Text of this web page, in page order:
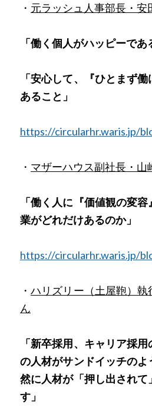
・ 元ラッシュ人事部長・安
「働く個人がハッピーであ
「安心して、『ひとまず
あること」
https://circularhr.waris.jp/
・ マザーハウス副社長・山
「働く人に『価値観の変
業がどれだけあるのか」
https://circularhr.waris.jp/
・ハリズリー（土屋鞄）執
ん
「新卒採用、キャリア採
の人材がサンドイッチのよ
然に人材が「押し出されて
す」